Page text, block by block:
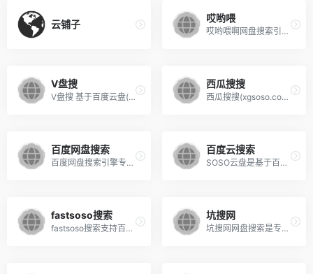
云铺子
哎哟喂
哎哟喂啊网盘搜索引擎提供百度云搜索、360云盘、新浪微盘、华为网盘、盘多多、盘搜搜、如风搜等资源服务，是您工作、学习、娱乐的最好百度云搜索神器，盘搜搜尽在哎哟喂啊！
V盘搜
V盘搜 基于百度云盘(百度网盘)资源搜索，致力于云盘资源的技术收集和整理，千万级的大数据量,每天都会更新收录大量视频,种子,小说,壁纸,音乐等优质网盘资源,各种百度网盘资源你懂的,让您一网打尽所有网盘资源。
西瓜搜搜
西瓜搜搜(xgsoso.com)是专业的百度云搜索引擎，上亿级的百度云资源下载，最实用的百度云搜索引擎，名副其实的超级网盘搜索神器!，实时收录百度云、百度网盘等资源，每天更新各类高清电影、视频、种子、小说等网盘资源，百度网盘搜索及百度云资源搜索就来西瓜搜搜！
百度网盘搜索
百度网盘搜索引擎专业提供百度网盘搜索服务,是目前国内最专业的百度网盘搜索引擎网站,致力于简单与快速的百度网盘资源搜索服务,让资源分享、查找更方便.
百度云搜索
SOSO云盘是基于百度云搜索，最大的百度云网盘资源搜索中心，各种免费学习资源应有尽有，是互联网最大的免费资源宝库.
fastsoso搜索
fastsoso搜索支持百度云搜索，可快速搜索百度网盘资源中的有效连接，自动识别无效的百度云网盘资源，每天更新海量资源。
坑搜网
坑搜网网盘搜索是专业的百度云搜索引擎，实时收录百度云、百度网盘等资源，每天更新各类高清电影、视频、种子、小说等网盘资源，真正你懂的网盘搜索神器!